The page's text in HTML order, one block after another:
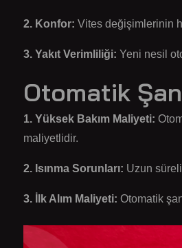
2. Konfor: Vites değişimlerinin
3. Yakıt Verimliliği: Yeni nesil
Otomatik
1. Yüksek Bakım Maliyeti:
maliyetlidir.
2. Isınma Sorunları: Uzun
3. İlk Alım Maliyeti: Otomatik